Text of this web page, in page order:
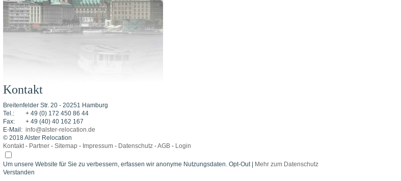
Kontakt
Breitenfelder Str. 20 - 20251 Hamburg
Tel.:
+ 49 (0) 172 450 86 44
Fax:
+ 49 (40) 40 162 167
E-Mail: info@alster-relocation.de
© 2018 Alster Relocation
Kontakt- Partner - Sitemap - Impressum - Datenschutz -AGB - Login
Um unsere Website für Sie zu verbessern, erfassen wir anonyme Nutzungsdaten. Opt-Out|
Mehr zum Datenschutz
Verstanden